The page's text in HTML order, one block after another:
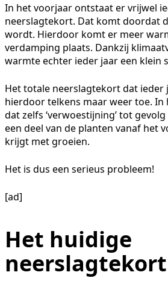
In het voorjaar ontstaat er vrijwel
neerslagtekort. Dat komt doordat
wordt. Hierdoor komt er meer
verdamping plaats. Dankzij
warmte echter ieder jaar een klein
Het totale neerslagtekort dat
hierdoor telkens maar weer toe. In
dat zelfs ‘verwoestijning’ tot
een deel van de planten vanaf het
krijgt met groeien.
Het is dus een serieus probleem!
[ad]
Het huidige
neerslagtekort